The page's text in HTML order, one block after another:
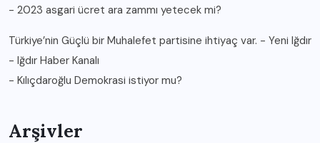
- 2023 asgari ücret ara zammı yetecek mi?
Türkiye’nin Güçlü bir Muhalefet partisine ihtiyaç var. - Yeni Iğdır
- Iğdır Haber Kanalı
- Kılıçdaroğlu Demokrasi istiyor mu?
Arşivler